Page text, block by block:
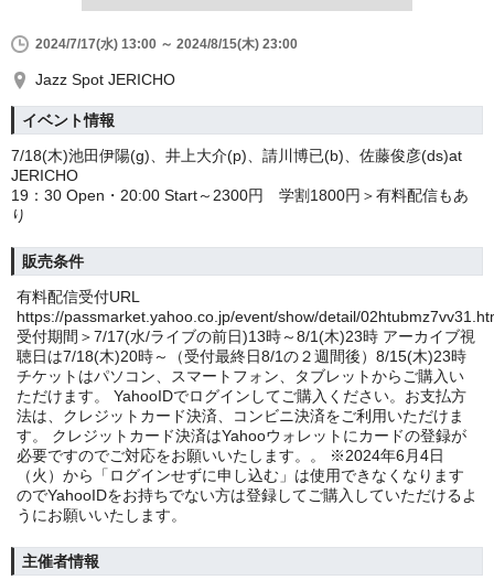
2024/7/17(水) 13:00 ～ 2024/8/15(木) 23:00
Jazz Spot JERICHO
イベント情報
7/18(木)池田伊陽(g)、井上大介(p)、請川博已(b)、佐藤俊彦(ds)at
JERICHO
19：30 Open・20:00 Start～2300円 学割1800円＞有料配信もあ
り
販売条件
有料配信受付URL
https://passmarket.yahoo.co.jp/event/show/detail/
受付期間＞7/17(水/ライブの前日)13時～8/1(木)23時 アーカイブ視
聴日は7/18(木)20時～（受付最終日8/1の２週間後）8/15(木)23時
チケットはパソコン、スマートフォン、タブレットからご購入い
ただけます。 YahooIDでログインしてご購入ください。お支払方
法は、クレジットカード決済、コンビニ決済をご利用いただけま
す。 クレジットカード決済はYahooウォレットにカードの登録が
必要ですのでご対応をお願いいたします。。 ※2024年6月4日
（火）から「ログインせずに申し込む」は使用できなくなります
のでYahooIDをお持ちでない方は登録してご購入していただけるよ
うにお願いいたします。
主催者情報